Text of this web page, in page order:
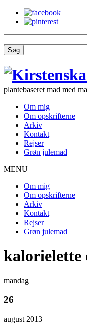
Søg
plantebaseret mad med
Om mig
Om opskrifterne
Arkiv
Kontakt
Rejser
Grøn julemad
MENU
Om mig
Om opskrifterne
Arkiv
Kontakt
Rejser
Grøn julemad
mandag
26
august 2013